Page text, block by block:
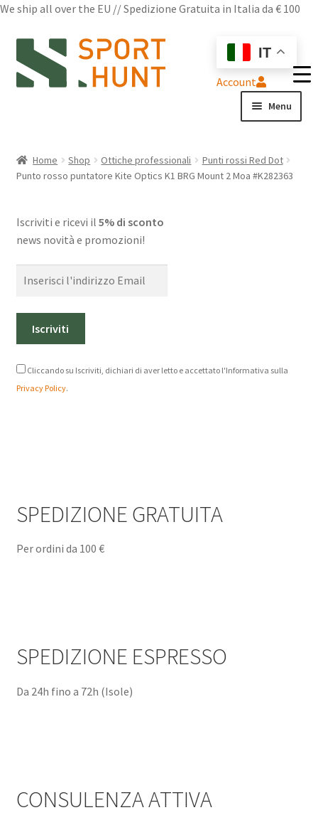
We ship all over the EU // Spedizione Gratuita in Italia da € 100
Vai
alla
navigazione
Vai
al
contenuto
IT
Account
Menu
Chi siamo
Domande frequenti
Home Shop Ottiche professionali
Punti rossi Red Dot
Punto rosso puntatore Kite Optics K1 BRG Mount 2 Moa #K282363
Iscriviti e ricevi il 5% di sconto
news novità e promozioni!
Cliccando su Iscriviti, dichiari di aver letto e accettato l'Informativa sulla
Privacy Policy.
SPEDIZIONE GRATUITA
Per ordini da 100 €
SPEDIZIONE ESPRESSO
Da 24h fino a 72h (Isole)
CONSULENZA ATTIVA